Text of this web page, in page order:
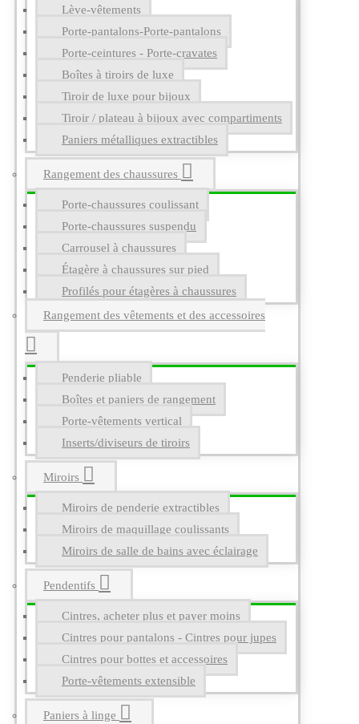
Lève-vêtements
Porte-pantalons-Porte-pantalons
Porte-ceintures - Porte-cravates
Boîtes à tiroirs de luxe
Tiroir de luxe pour bijoux
Tiroir / plateau à bijoux avec compartiments
Paniers métalliques extractibles
Rangement des chaussures
Porte-chaussures coulissant
Porte-chaussures suspendu
Carrousel à chaussures
Étagère à chaussures sur pied
Profilés pour étagères à chaussures
Rangement des vêtements et des accessoires
Penderie pliable
Boîtes et paniers de rangement
Porte-vêtements vertical
Inserts/diviseurs de tiroirs
Miroirs
Miroirs de penderie extractibles
Miroirs de maquillage coulissants
Miroirs de salle de bains avec éclairage
Pendentifs
Cintres, acheter plus et payer moins
Cintres pour pantalons - Cintres pour jupes
Cintres pour bottes et accessoires
Porte-vêtements extensible
Paniers à linge